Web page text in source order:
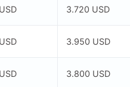
3.720 USD
3.950 USD
3.800 USD